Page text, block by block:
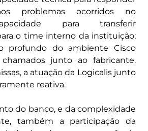
problemas ocorridos no
para transferir
o time interno da instituição;
profundo do ambiente Cisco
junto ao fabricante.
a atuação da Logicalis junto
reativa.
do banco, e da complexidade
também a participação da